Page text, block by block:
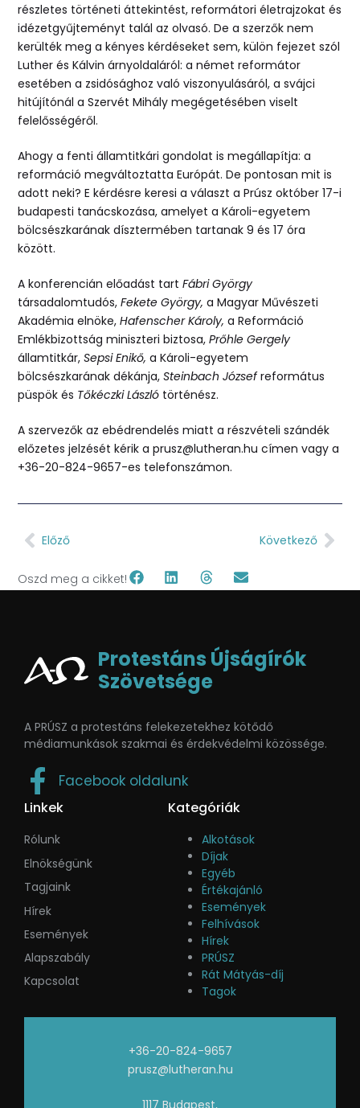
részletes történeti áttekintést, reformátori életrajzokat és
idézetgyűjteményt talál az olvasó. De a szerzők nem
kerülték meg a kényes kérdéseket sem, külön fejezet szól
Luther és Kálvin árnyoldaláról: a német reformátor
esetében a zsidósághoz való viszonyulásáról, a svájci
hitújítónál a Szervét Mihály megégetésében viselt
felelősségéről.
Ahogy a fenti államtitkári gondolat is megállapítja: a
reformáció megváltoztatta Európát. De pontosan mit is
adott neki? E kérdésre keresi a választ a Prúsz október 17-i
budapesti tanácskozása, amelyet a Károli-egyetem
bölcsészkarának dísztermében tartanak 9 és 17 óra
között.
A konferencián előadást tartFábri György
társadalomtudós,Fekete György, a Magyar Művészeti
Akadémia elnöke,Hafenscher Károly, a Reformáció
Emlékbizottság miniszteri biztosa,Prőhle Gergely
államtitkár,Sepsi Enikő, a Károli-egyetem
bölcsészkarának dékánja,Steinbach Józsefreformátus
püspök és Tőkéczki László történész.
A szervezők az ebédrendelés miatt a részvételi szándék
előzetes jelzését kérik a prusz@lutheran.hu címen vagy a
+36-20-824-9657-es telefonszámon.
Előző Következő
Oszd meg a cikket!
Protestáns Újságírók
Szövetsége
A PRÚSZ a protestáns felekezetekhez kötődő
médiamunkások szakmai és érdekvédelmi közössége.
Facebook oldalunk
Linkek
Rólunk
Elnökségünk
Tagjaink
Hírek
Események
Alapszabály
Kapcsolat
Kategóriák
Alkotások
Díjak
Egyéb
Értékajánló
Események
Felhívások
Hírek
PRÚSZ
Rát Mátyás-díj
Tagok
+36-20-824-9657
prusz@lutheran.hu